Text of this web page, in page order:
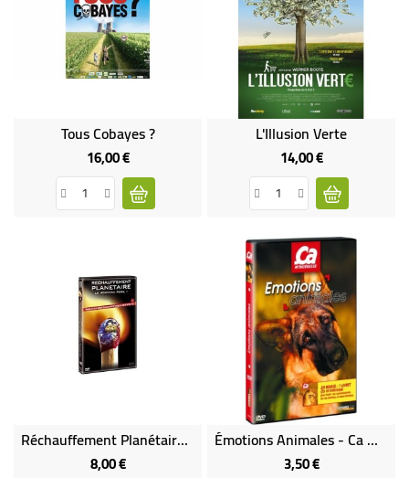
Tous Cobayes ?
16,00 €Prix
L'Illusion Verte
14,00 €Prix
Réchauffement Planétaire (le Nouveau Péril!)
8,00 €Prix
Émotions Animales - Ca M'intéresse, Vol 7
3,50 €Prix